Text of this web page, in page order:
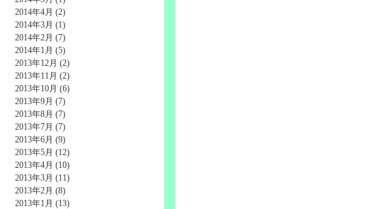
2014年4月 (2)
2014年3月 (1)
2014年2月 (7)
2014年1月 (5)
2013年12月 (2)
2013年11月 (2)
2013年10月 (6)
2013年9月 (7)
2013年8月 (7)
2013年7月 (7)
2013年6月 (9)
2013年5月 (12)
2013年4月 (10)
2013年3月 (11)
2013年2月 (8)
2013年1月 (13)